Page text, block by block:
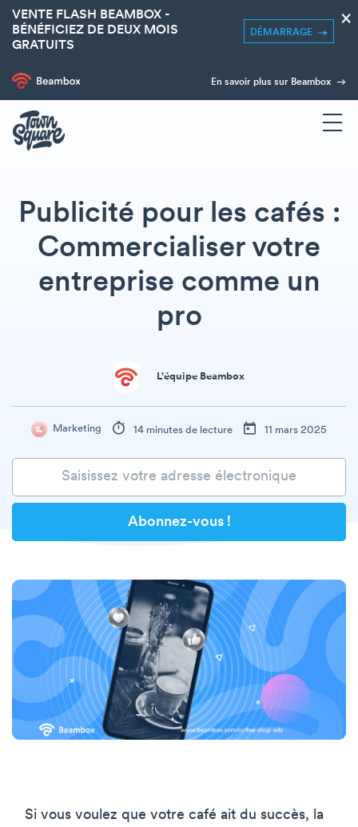
VENTE FLASH BEAMBOX -
BÉNÉFICIEZ DE DEUX MOIS
GRATUITS
DÉMARRAGE
×
En savoir plus sur Beambox
Publicité pour les cafés :
Commercialiser votre
entreprise comme un
pro
L'équipe Beambox
Marketing 14 minutes de lecture 11 mars 2025
Si vous voulez que votre café ait du succès, la